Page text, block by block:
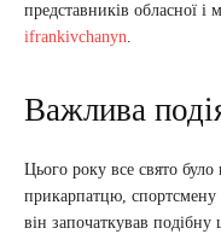
представників обласної і
ifrankivchanyn.
Важлива
Цього року все свято
прикарпатцю, спортсмену
він започаткував подібну